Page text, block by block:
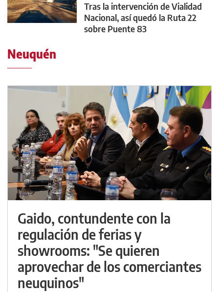
Tras la intervención de Vialidad
Nacional, así quedó la Ruta 22
sobre Puente 83
Neuquén
Gaido, contundente con la
regulación de ferias y
showrooms: "Se quieren
aprovechar de los comerciantes
neuquinos"